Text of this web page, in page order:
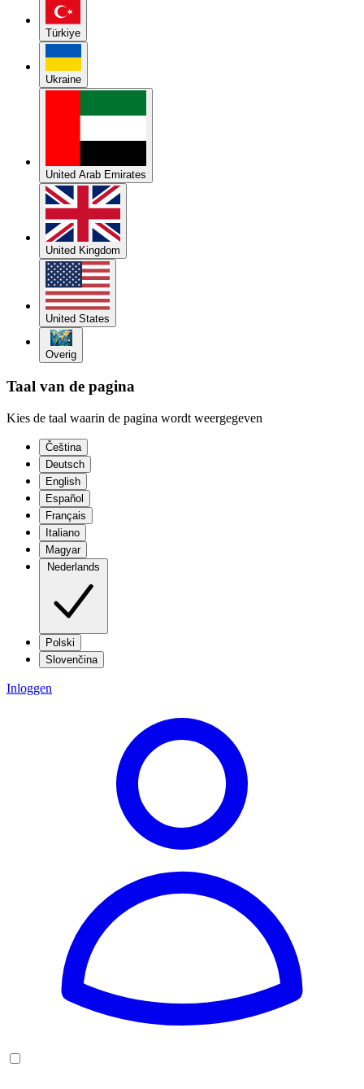
Türkiye
Ukraine
United Arab Emirates
United Kingdom
United States
Overig
Taal van de pagina
Kies de taal waarin de pagina wordt weergegeven
Čeština
Deutsch
English
Español
Français
Italiano
Magyar
Nederlands
Polski
Slovenčina
Inloggen